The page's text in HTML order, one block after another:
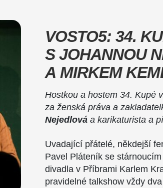
VOSTO5: 34.
S JOHANNOU
A MIRKEM
Hostkou a hostem 34. Kupé
za ženská práva a
Nejedlová a karikaturista a
Uvadající přátelé, někdejší
Pavel Pláteník se
divadla v Příbrami Karlem
pravidelné talkshow vždy